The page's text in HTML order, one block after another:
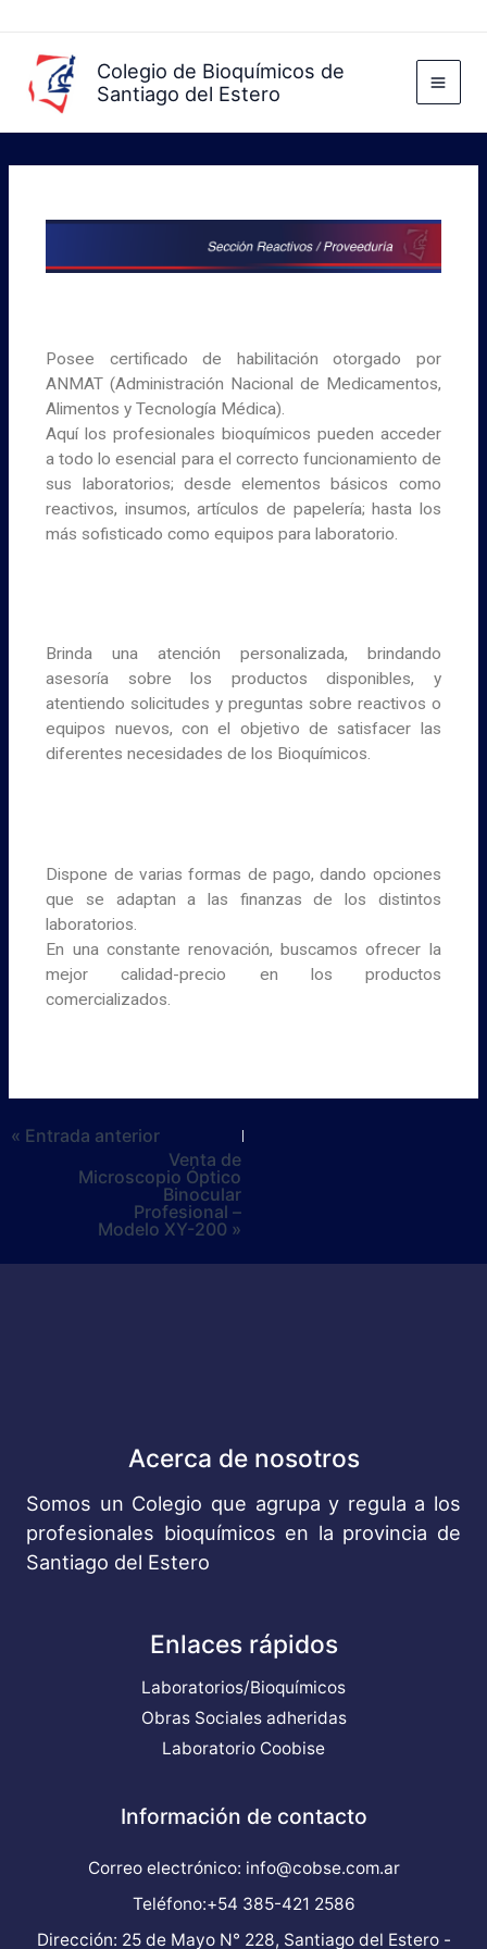
contenido
Colegio de Bioquímicos de
Santiago del Estero
Posee certificado de habilitación otorgado por
ANMAT (Administración Nacional de Medicamentos,
Alimentos y Tecnología Médica).
Aquí los profesionales bioquímicos pueden acceder
a todo lo esencial para el correcto funcionamiento de
sus laboratorios; desde elementos básicos como
reactivos, insumos, artículos de papelería; hasta los
más sofisticado como equipos para laboratorio.
Brinda una atención personalizada, brindando
asesoría sobre los productos disponibles, y
atentiendo solicitudes y preguntas sobre reactivos o
equipos nuevos, con el objetivo de satisfacer las
diferentes necesidades de los Bioquímicos.
Dispone de varias formas de pago, dando opciones
que se adaptan a las finanzas de los distintos
laboratorios.
En una constante renovación, buscamos ofrecer la
mejor calidad-precio en los productos
comercializados.
« Entrada anterior
Venta de
Microscopio Óptico
Binocular
Profesional –
Modelo XY-200 »
Acerca de nosotros
Somos un Colegio que agrupa y regula a los
profesionales bioquímicos en la provincia de
Santiago del Estero
Enlaces rápidos
Laboratorios/Bioquímicos
Obras Sociales adheridas
Laboratorio Coobise
Información de contacto
Correo electrónico: info@cobse.com.ar
Teléfono:+54 385-421 2586
Dirección: 25 de Mayo N° 228, Santiago del Estero -